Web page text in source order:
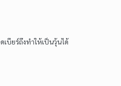
เบียร์ถึงทำให้เป็นวุ้นได้